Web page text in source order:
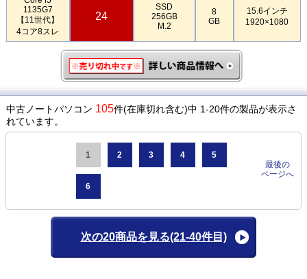
1135G7
【11世代】
4コア8スレ
24
SSD
256GB
M.2
8
GB
15.6インチ
1920×1080
中古ノートパソコン 105件(在庫切れ含む)中 1-20件の製品が表示さ
れています。
1 2 3 4 5
6
最後の
ページへ
次の20商品を見る(21-40件目)